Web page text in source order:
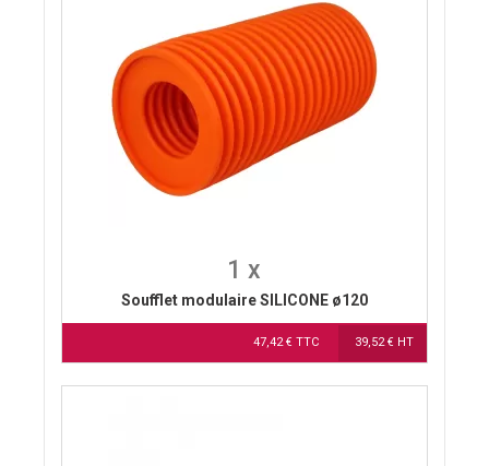
1 x
Soufflet modulaire SILICONE ø120
47,42 € TTC 39,52 € HT